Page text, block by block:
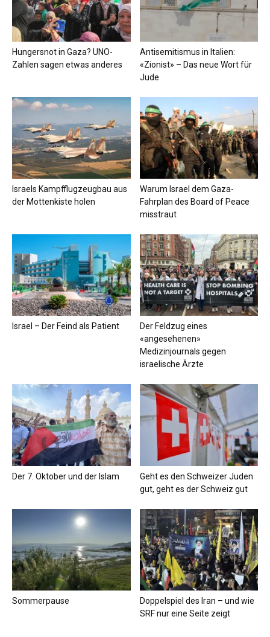
Hungersnot in Gaza? UNO-
Zahlen sagen etwas anderes
Antisemitismus in Italien:
«Zionist» – Das neue Wort für
Jude
Israels Kampfflugzeugbau aus
der Mottenkiste holen
Warum Israel dem Gaza-
Fahrplan des Board of Peace
misstraut
Israel – Der Feind als Patient
Der Feldzug eines
«angesehenen»
Medizinjournals gegen
israelische Ärzte
Der 7. Oktober und der Islam
Geht es den Schweizer Juden
gut, geht es der Schweiz gut
Sommerpause
Doppelspiel des Iran – und wie
SRF nur eine Seite zeigt